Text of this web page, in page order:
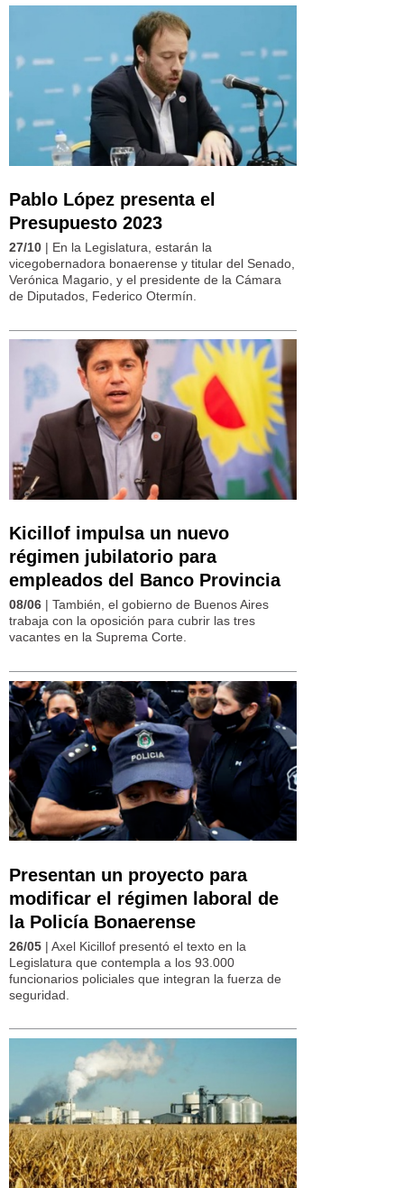
Pablo López presenta el
Presupuesto 2023
27/10 | En la Legislatura, estarán la
vicegobernadora bonaerense y titular del Senado,
Verónica Magario, y el presidente de la Cámara
de Diputados, Federico Otermín.
Kicillof impulsa un nuevo
régimen jubilatorio para
empleados del Banco Provincia
08/06 | También, el gobierno de Buenos Aires
trabaja con la oposición para cubrir las tres
vacantes en la Suprema Corte.
Presentan un proyecto para
modificar el régimen laboral de
la Policía Bonaerense
26/05 | Axel Kicillof presentó el texto en la
Legislatura que contempla a los 93.000
funcionarios policiales que integran la fuerza de
seguridad.